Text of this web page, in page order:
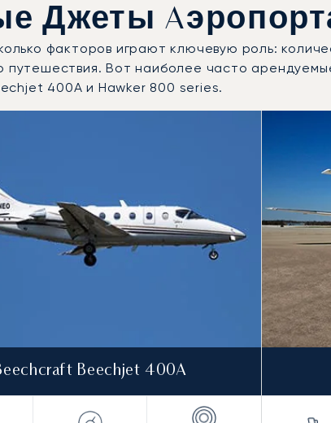
Джеты
факторов играют ключевую роль:
путешествия. Вот наиболее часто
400A и Hawker 800 series.
воздушных судов по числу полётных движений
Beechjet 400A